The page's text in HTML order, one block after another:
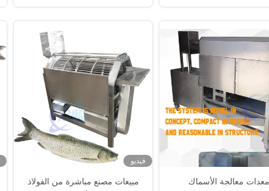
معدات معالجة الأسماك
فيديو
مبيعات مصنع مباشرة من الفولاذ